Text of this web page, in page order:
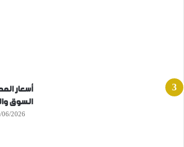
أسعار
السوق
2026